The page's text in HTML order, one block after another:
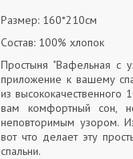
Размер: 160*210см
Состав: 100% хлопок
Простыня "Вафельная с
приложение к вашему
из высококачественного
вам комфортный сон,
неповторимым узором.
вот что делает эту
спальни.